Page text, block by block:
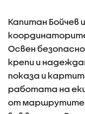
Капитан Бойчев
Освен
крепи и
показа и
работата на
от маршрутите